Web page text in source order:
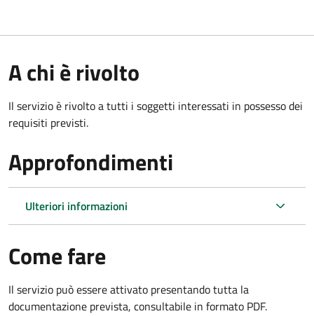
A chi è rivolto
Il servizio è rivolto a tutti i soggetti interessati in possesso dei
requisiti previsti.
Approfondimenti
Ulteriori informazioni
Come fare
Il servizio può essere attivato presentando tutta la
documentazione prevista, consultabile in formato PDF.